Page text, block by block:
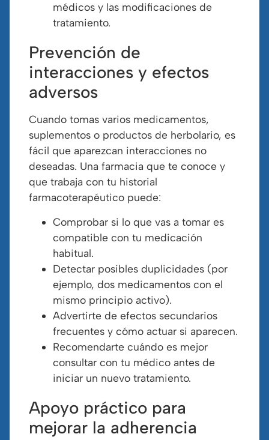
médicos y las modificaciones de
tratamiento.
Prevención de
interacciones y efectos
adversos
Cuando tomas varios medicamentos,
suplementos o productos de herbolario, es
fácil que aparezcan interacciones no
deseadas. Una farmacia que te conoce y
que trabaja con tu historial
farmacoterapéutico puede:
Comprobar si lo que vas a tomar es
compatible con tu medicación
habitual.
Detectar posibles duplicidades (por
ejemplo, dos medicamentos con el
mismo principio activo).
Advertirte de efectos secundarios
frecuentes y cómo actuar si aparecen.
Recomendarte cuándo es mejor
consultar con tu médico antes de
iniciar un nuevo tratamiento.
Apoyo práctico para
mejorar la adherencia